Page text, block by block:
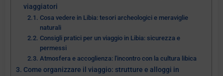
viaggiatori
Cosa vedere in Libia: tesori archeologici e meraviglie
naturali
Consigli pratici per un viaggio in Libia: sicurezza e
permessi
Atmosfera e accoglienza: l'incontro con la cultura libica
Come organizzare il viaggio: strutture e alloggi in